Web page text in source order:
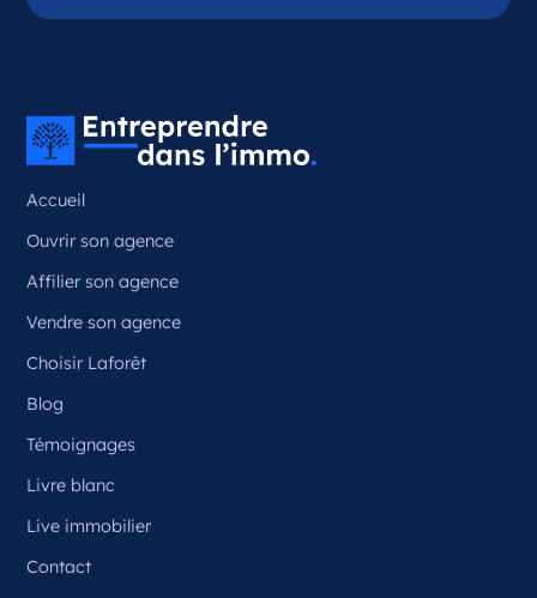
France
Référence: 87050
Plus d'infos
Candidater
Opportunité d’ouverture à Ceyrat
Référence
Plus d'infos
Candidater
Accueil
Ouvrir son agence
Affilier son agence
Vendre son agence
Choisir Laforêt
Blog
Témoignages
Livre blanc
Live immobilier
Contact